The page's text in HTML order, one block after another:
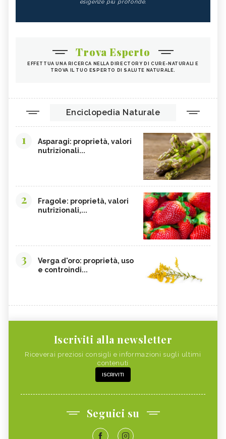
esigenze più profonde.
Trova Esperto
EFFETTUA UNA RICERCA NELLA DIRECTORY DI CURE-NATURALI E
TROVA IL TUO ESPERTO DI SALUTE NATURALE.
Enciclopedia Naturale
1
Asparagi: proprietà, valori
nutrizionali...
2
Fragole: proprietà, valori
nutrizionali,...
3
Verga d'oro: proprietà, uso
e controindi...
Iscriviti alla newsletter
Riceverai preziosi consigli e informazioni sugli ultimi
contenuti
ISCRIVITI
Seguici su